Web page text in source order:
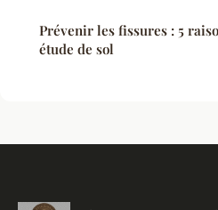
Prévenir les fissures : 5
étude de sol